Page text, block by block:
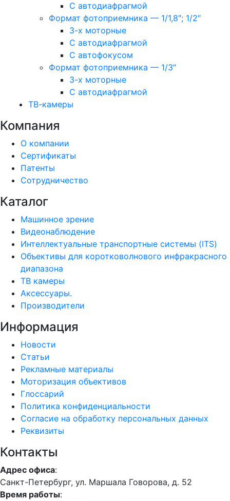
С автодиафрагмой
Формат фотоприемника — 1/1,8″; 1/2″
3-х моторные
С автодиафрагмой
С автофокусом
Формат фотоприемника — 1/3″
3-х моторные
С автодиафрагмой
ТВ-камеры
Компания
О компании
Сертификаты
Патенты
Сотрудничество
Каталог
Машинное зрение
Видеонаблюдение
Интеллектуальные транспортные системы (ITS)
Объективы для коротковолнового инфракрасного
диапазона
ТВ камеры
Аксессуары.
Производители
Информация
Новости
Статьи
Рекламные материалы
Моторизация объективов
Глоссарий
Политика конфиденциальности
Согласие на обработку персональных данных
Реквизиты
Контакты
Адрес офиса:
Санкт-Петербург, ул. Маршала Говорова, д. 52
Время работы: